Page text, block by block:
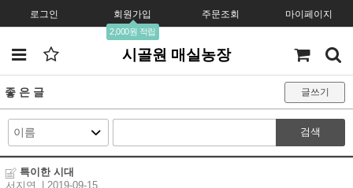
로그인 회원가입
2,000원 적립
주문조회 마이페이지
시골원 매실농장
좋 은 글 글쓰기
검색
특이한 시대
서지연
| 2019-09-15